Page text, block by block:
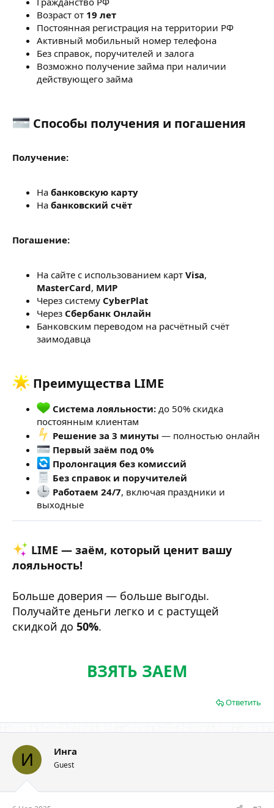
Возраст от 19 лет
Постоянная регистрация на территории РФ
Активный мобильный номер телефона
Без справок, поручителей и залога
Возможно получение займа при наличии
действующего займа
Способы получения и погашения​
Получение:
На банковскую карту
На банковский счёт
Погашение:
На сайте с использованием карт Visa,
MasterCard, МИР
Через систему CyberPlat
Через Сбербанк Онлайн
Банковским переводом на расчётный счёт
заимодавца
Преимущества LIME​
Система лояльности: до 50% скидка
постоянным клиентам
Решение за 3 минуты — полностью онлайн
Первый заём под 0%
Пролонгация без комиссий
Без справок и поручителей
Работаем 24/7, включая праздники и
выходные
LIME — заём, который ценит вашу
лояльность!
Больше доверия — больше выгоды.
Получайте деньги легко и с растущей
скидкой до 50%.
ВЗЯТЬ ЗАЕМ
Ответить
И Инга
Guest